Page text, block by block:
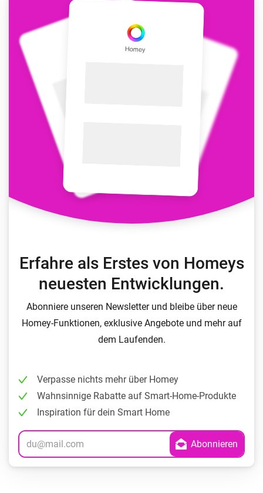
Erfahre als Erstes von Homeys
neuesten Entwicklungen.
Abonniere unseren Newsletter und bleibe über neue
Homey-Funktionen, exklusive Angebote und mehr auf
dem Laufenden.
Verpasse nichts mehr über Homey
Wahnsinnige Rabatte auf Smart-Home-Produkte
Inspiration für dein Smart Home